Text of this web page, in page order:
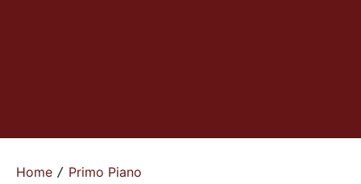
Home / Primo Piano